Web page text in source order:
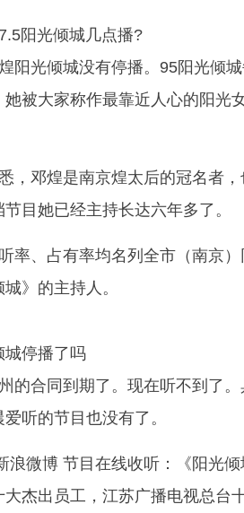
阳光倾城几点播?
阳光倾城没有停播。95阳光倾
她被大家称作最靠近人心的阳光
，邓煌是南京煌太后的冠名者
目她已经主持长达六年多了。
率、占有率均名列全市（南京
》的主持人。
城停播了吗
的合同到期了。现在听不到了
听的节目也没有了。
浪微博 节目在线收听：《阳光
大杰出员工，江苏广播电视总台